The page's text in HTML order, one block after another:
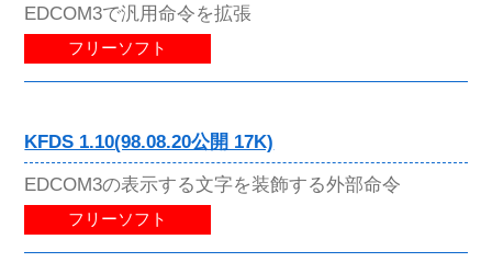
EDCOM3で汎用命令を拡張
フリーソフト
KFDS 1.10(98.08.20公開 17K)
EDCOM3の表示する文字を装飾する外部命令
フリーソフト